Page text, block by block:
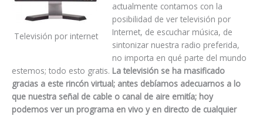
Televisión por internet
actualmente contamos con la
posibilidad de ver televisión por
Internet, de escuchar música, de
sintonizar nuestra radio preferida,
no importa en qué parte del mundo
estemos; todo esto gratis. La televisión se ha masificado
gracias a este rincón virtual; antes debíamos adecuarnos a lo
que nuestra señal de cable o canal de aire emitía; hoy
podemos ver un programa en vivo y en directo de cualquier